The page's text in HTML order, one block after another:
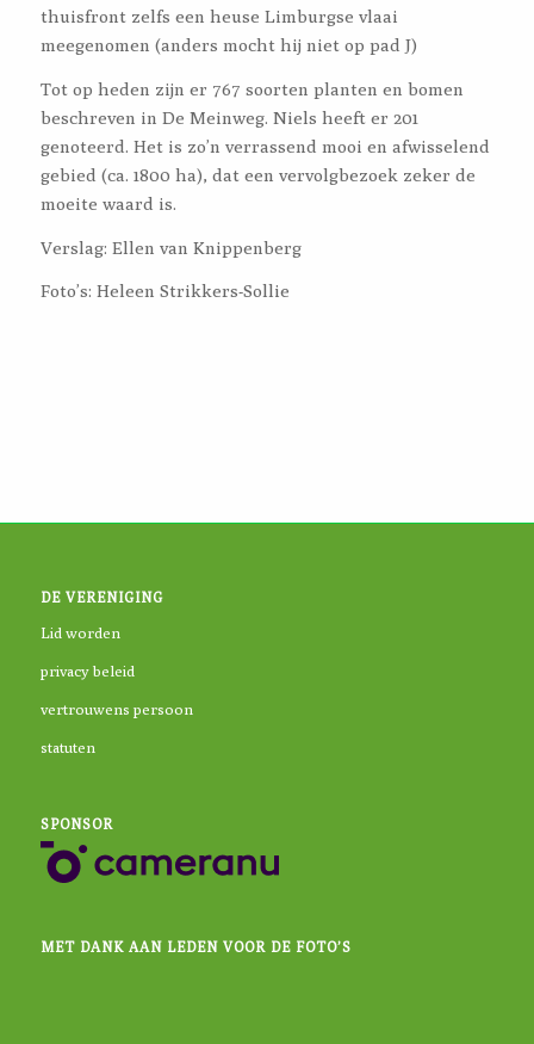
thuisfront zelfs een heuse Limburgse vlaai
meegenomen (anders mocht hij niet op pad J)
Tot op heden zijn er 767 soorten planten en bomen
beschreven in De Meinweg. Niels heeft er 201
genoteerd. Het is zo’n verrassend mooi en afwisselend
gebied (ca. 1800 ha), dat een vervolgbezoek zeker de
moeite waard is.
Verslag: Ellen van Knippenberg
Foto’s: Heleen Strikkers-Sollie
DE VERENIGING
Lid worden
privacy beleid
vertrouwens persoon
statuten
SPONSOR
MET DANK AAN LEDEN VOOR DE FOTO’S